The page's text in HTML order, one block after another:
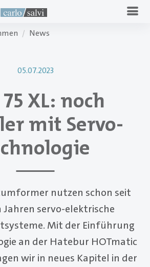
News
05.07.2023
XL: noch
mit Servo-
nutzen schon seit
Jahren servo-elektrische
Mit der Einführung
an der Hatebur HOTmatic
wir in neues Kapitel in der